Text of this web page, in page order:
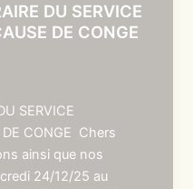
DU SERVICE
DE CONGE
SERVICE
DE CONGE Chers
ainsi que nos
24/12/25 au